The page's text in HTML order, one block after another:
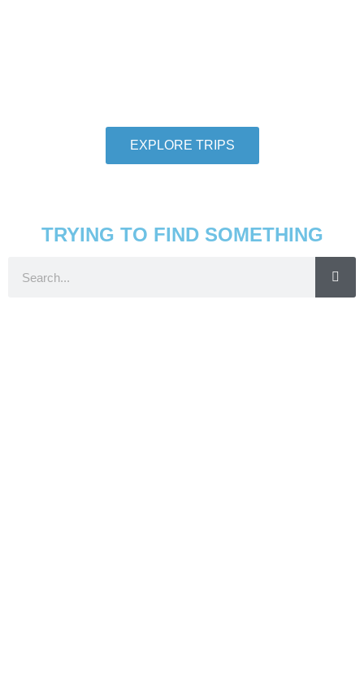
EXPLORE TRIPS
TRYING TO FIND SOMETHING